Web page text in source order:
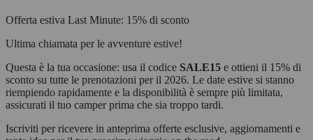
Offerta estiva Last Minute: 15% di sconto
Ultima chiamata per le avventure estive!
Questa è la tua occasione: usa il codice SALE15 e ottieni il 15% di
sconto su tutte le prenotazioni per il 2026. Le date estive si stanno
riempiendo rapidamente e la disponibilità è sempre più limitata,
assicurati il tuo camper prima che sia troppo tardi.
Iscriviti per ricevere in anteprima offerte esclusive, aggiornamenti e